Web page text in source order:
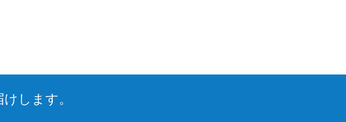
します。